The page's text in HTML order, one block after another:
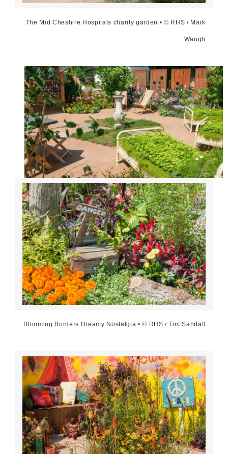
The Mid Cheshire Hospitals charity garden • © RHS / Mark
Waugh
Blooming Borders Dreamy Nostalgia • © RHS / Tim Sandall